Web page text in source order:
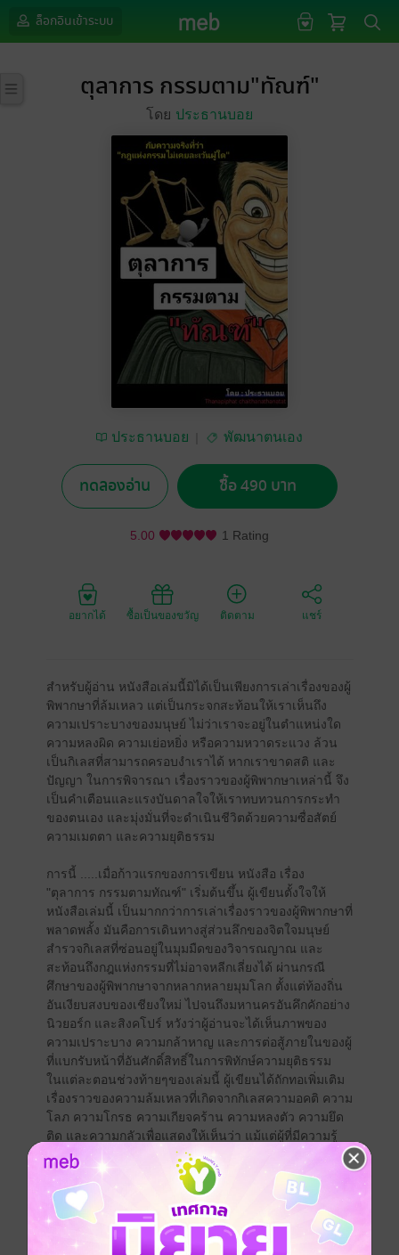
ล็อกอินเข้าระบบ
ตุลาการ กรรมตาม"ทัณฑ์"
โดย ประธานบอย
ประธานบอย พัฒนาตนเอง
ทดลองอ่าน ซื้อ 490 บาท
5.00 1 Rating
อยากได้ ซื้อเป็นของขวัญ ติดตาม แชร์
สำหรับผู้อ่าน หนังสือเล่มนี้มิได้เป็นเพียงการเล่าเรื่องของผู้
พิพากษาที่ล้มเหลว แต่เป็นกระจกสะท้อนให้เราเห็นถึง
ความเปราะบางของมนุษย์ ไม่ว่าเราจะอยู่ในตำแหน่งใด
ความหลงผิด ความเย่อหยิ่ง หรือความหวาดระแวง ล้วน
เป็นกิเลสที่สามารถครอบงำเราได้ หากเราขาดสติ และ
ปัญญา ในการพิจารณา เรื่องราวของผู้พิพากษาเหล่านี้ จึง
เป็นคำเตือนและแรงบันดาลใจให้เราทบทวนการกระทำ
ของตนเอง และมุ่งมั่นที่จะดำเนินชีวิตด้วยความซื่อสัตย์
ความเมตตา และความยุติธรรม
การนี้ .....เมื่อก้าวแรกของการเขียน หนังสือ เรื่อง
"ตุลาการ กรรมตามทัณฑ์" เริ่มต้นขึ้น ผู้เขียนตั้งใจให้
หนังสือเล่มนี้ เป็นมากกว่าการเล่าเรื่องราวของผู้พิพากษาที่
พลาดพลั้ง มันคือการเดินทางสู่ส่วนลึกของจิตใจมนุษย์
สำรวจกิเลสที่ซ่อนอยู่ในมุมมืดของวิจารณญาณ และ
สะท้อนถึงกฎแห่งกรรมที่ไม่อาจหลีกเลี่ยงได้ ผ่านกรณี
ศึกษาของผู้พิพากษาจากหลากหลายมุมโลก ตั้งแต่ท้องถิ่น
อันเงียบสงบของเชียงใหม่ ไปจนถึงมหานครอันคึกคักอย่าง
นิวยอร์ก และสิงคโปร์ หวังว่าผู้อ่านจะได้เห็นภาพของ
ความเปราะบาง ความกล้าหาญ และการต่อสู้ภายในของผู้
ที่แบกรับหน้าที่อันศักดิ์สิทธิ์ในการพิทักษ์ความยุติธรรม
ในแต่ละตอนช่วงท้ายๆของเล่มนี้ ผู้เขียนได้ถักทอเพิ่มเติม
เรื่องราวของความล้มเหลวที่เกิดจากกิเลสความอคติ ความ
โลภ ความโกรธ ความเกียจคร้าน ความหลงตัว ความยึด
ติด และความกลัวเพื่อแสดงให้เห็นว่า แม้แต่ผู้ที่มีความรู้
และอำนาจก็ไม่อาจรอดพ้นจากผลของการกระทำที่
ปราศจากสติ ผ่านปรัชญาพุทธศาสนา และ แรงบันดาลใจ
จากพระราชดำรัสของพระบาทสมเด็จพระวชิรเกล้าเจ้าอยู่
หัว และพระบาทสมเด็จพระบรมชนกาธิเบศร มหาภูมิพล
อดุลยเดชมหาราช บรมนาถบพิตร